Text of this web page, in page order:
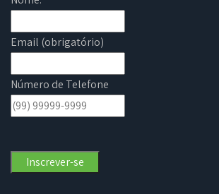
Email (obrigatório)
Número de Telefone